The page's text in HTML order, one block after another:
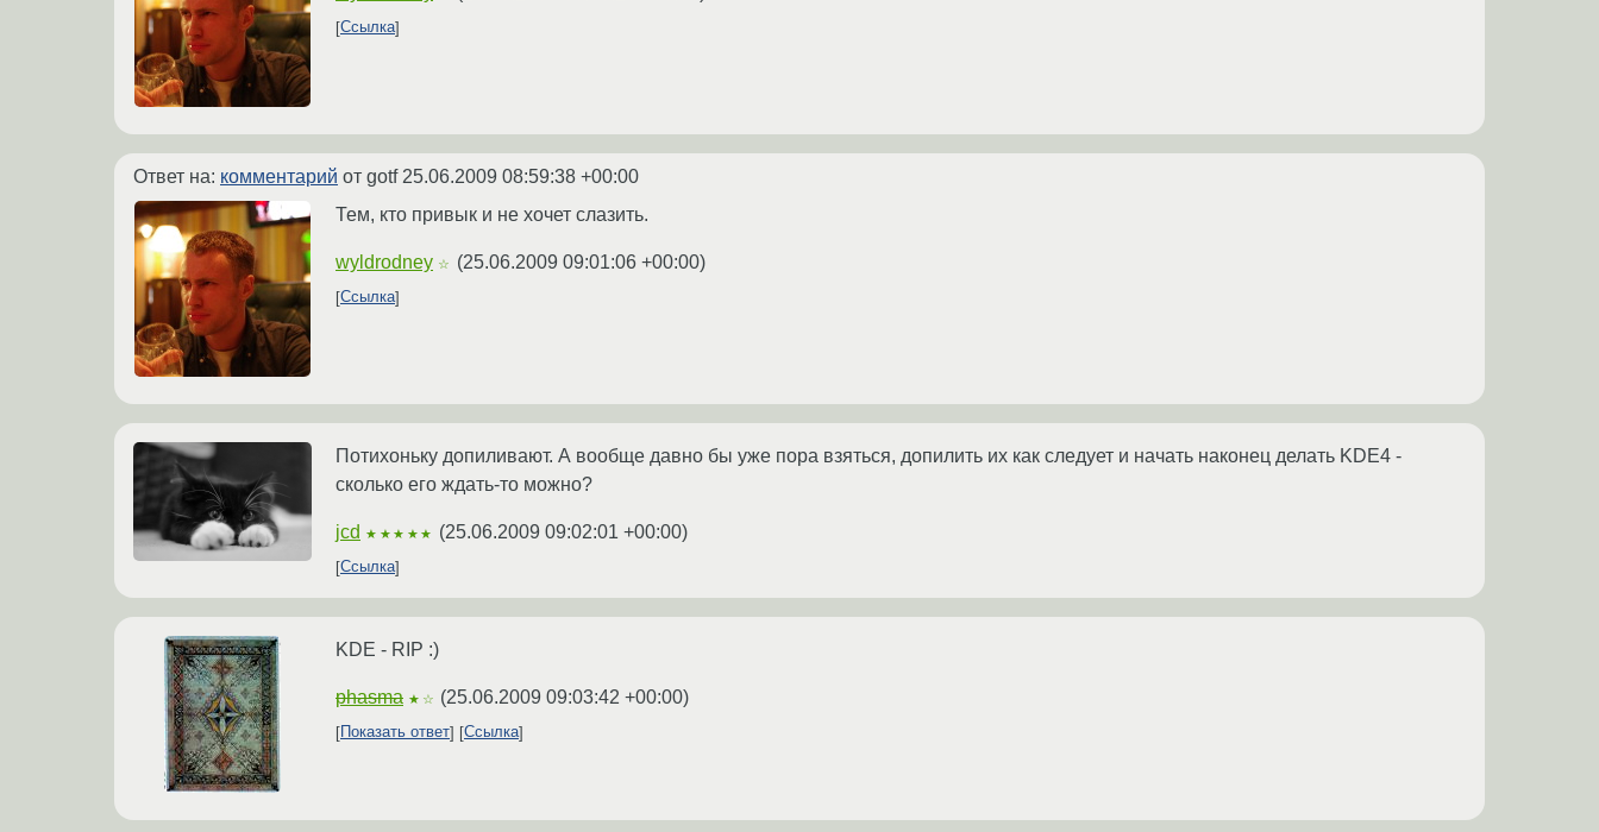
Ссылка
Ответ на: комментарий от gotf 25.06.2009 08:59:38 +00:00
Тем, кто привык и не хочет слазить.
wyldrodney ☆ (25.06.2009 09:01:06 +00:00)
Ссылка
Потихоньку допиливают. А вообще давно бы уже пора взяться, допилить их как следует и начать наконец делать KDE4 -
сколько его ждать-то можно?
jcd ★★★★★ (25.06.2009 09:02:01 +00:00)
Ссылка
KDE - RIP :)
phasma ★☆ (25.06.2009 09:03:42 +00:00)
Показать ответ Ссылка